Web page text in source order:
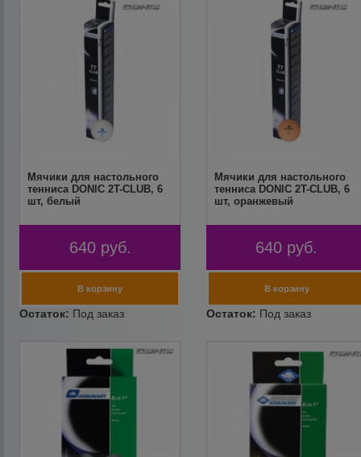
Мячики для настольного
тенниса DONIC 2T-CLUB, 6
шт, белый
640 руб.
Мячики для настольного
тенниса DONIC 2T-CLUB, 6
шт, оранжевый
640 руб.